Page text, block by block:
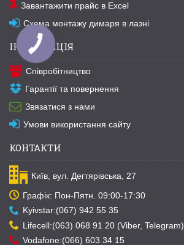
Завантажити прайс в Excel
Схема монтажу димаря в лазні
ІНФОРМАЦІЯ
Співробітництво
Гарантії та повернення
Звязатися з нами
Умови використання сайту
КОНТАКТИ
Київ, вул. Дегтярівська, 27
Графік: Пон-Пятн. 09:00-17:30
Kyivstar:(067) 942 55 35
Lifecell:(063) 068 91 20 (Viber, Telegram)
Vodafone:(066) 603 34 15